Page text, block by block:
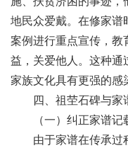
地民众爱戴。在修家谱
案例进行重点宣传，教
益，关爱他人。这种通
家族文化具有更强的感
四、祖茔石碑与家
（一）纠正家谱记
由于家谱在传承过